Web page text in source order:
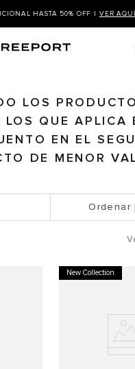
HASTA 50% OFF | VER
LOS
LOS QUE APLICA
EN EL
DE MENOR
Ordenar
New Collection